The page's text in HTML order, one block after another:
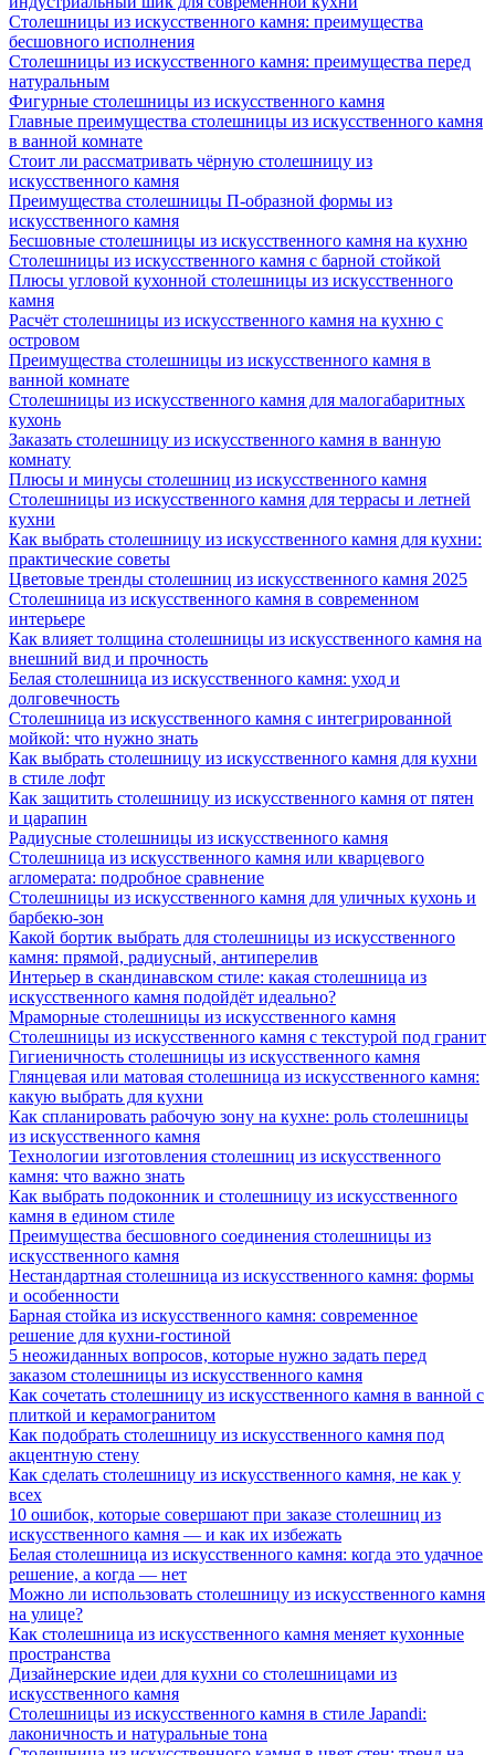
Столешницы из искусственного камня: преимущества
бесшовного исполнения
Столешницы из искусственного камня: преимущества перед
натуральным
Фигурные столешницы из искусственного камня
Главные преимущества столешницы из искусственного камня
в ванной комнате
Стоит ли рассматривать чёрную столешницу из
искусственного камня
Преимущества столешницы П-образной формы из
искусственного камня
Бесшовные столешницы из искусственного камня на кухню
Столешницы из искусственного камня с барной стойкой
Плюсы угловой кухонной столешницы из искусственного
камня
Расчёт столешницы из искусственного камня на кухню с
островом
Преимущества столешницы из искусственного камня в
ванной комнате
Столешницы из искусственного камня для малогабаритных
кухонь
Заказать столешницу из искусственного камня в ванную
комнату
Плюсы и минусы столешниц из искусственного камня
Столешницы из искусственного камня для террасы и летней
кухни
Как выбрать столешницу из искусственного камня для кухни:
практические советы
Цветовые тренды столешниц из искусственного камня 2025
Столешница из искусственного камня в современном
интерьере
Как влияет толщина столешницы из искусственного камня на
внешний вид и прочность
Белая столешница из искусственного камня: уход и
долговечность
Столешница из искусственного камня с интегрированной
мойкой: что нужно знать
Как выбрать столешницу из искусственного камня для кухни
в стиле лофт
Как защитить столешницу из искусственного камня от пятен
и царапин
Радиусные столешницы из искусственного камня
Столешница из искусственного камня или кварцевого
агломерата: подробное сравнение
Столешницы из искусственного камня для уличных кухонь и
барбекю-зон
Какой бортик выбрать для столешницы из искусственного
камня: прямой, радиусный, антиперелив
Интерьер в скандинавском стиле: какая столешница из
искусственного камня подойдёт идеально?
Мраморные столешницы из искусственного камня
Столешницы из искусственного камня с текстурой под гранит
Гигиеничность столешницы из искусственного камня
Глянцевая или матовая столешница из искусственного камня:
какую выбрать для кухни
Как спланировать рабочую зону на кухне: роль столешницы
из искусственного камня
Технологии изготовления столешниц из искусственного
камня: что важно знать
Как выбрать подоконник и столешницу из искусственного
камня в едином стиле
Преимущества бесшовного соединения столешницы из
искусственного камня
Нестандартная столешница из искусственного камня: формы
и особенности
Барная стойка из искусственного камня: современное
решение для кухни-гостиной
5 неожиданных вопросов, которые нужно задать перед
заказом столешницы из искусственного камня
Как сочетать столешницу из искусственного камня в ванной с
плиткой и керамогранитом
Как подобрать столешницу из искусственного камня под
акцентную стену
Как сделать столешницу из искусственного камня, не как у
всех
10 ошибок, которые совершают при заказе столешниц из
искусственного камня — и как их избежать
Белая столешница из искусственного камня: когда это удачное
решение, а когда — нет
Можно ли использовать столешницу из искусственного камня
на улице?
Как столешница из искусственного камня меняет кухонные
пространства
Дизайнерские идеи для кухни со столешницами из
искусственного камня
Столешницы из искусственного камня в стиле Japandi:
лаконичность и натуральные тона